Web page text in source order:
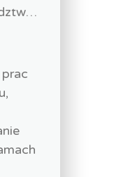
Urząd Marszałkowski Województwa Świętokrzyskiego w Kielcach